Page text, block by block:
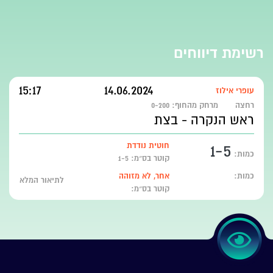
רשימת דיווחים
עופרי אילוז 14.06.2024
15:17
רחצה מרחק מהחוף: 0-200
ראש הנקרה - בצת
כמות: 1-5
חוטית נודדת
קוטר בס״מ: 1-5
כמות:
אחר, לא מזוהה
קוטר בס״מ:
לתיאור המלא